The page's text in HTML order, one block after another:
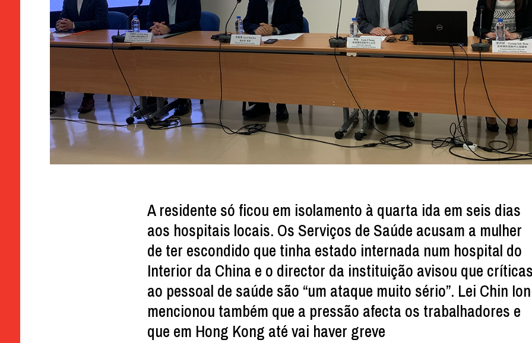
A residente só ficou em isolamento à quarta ida em seis dias
aos hospitais locais. Os Serviços de Saúde acusam a mulher
de ter escondido que tinha estado internada num hospital do
Interior da China e o director da instituição avisou que
ao pessoal de saúde são “um ataque muito sério”. Lei Chin Ion
mencionou também que a pressão afecta os trabalhadores e
que em Hong Kong até vai haver greve